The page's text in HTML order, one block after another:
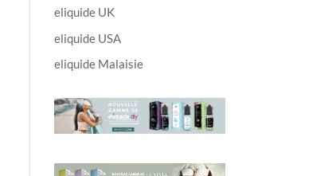
eliquide UK
eliquide USA
eliquide Malaisie